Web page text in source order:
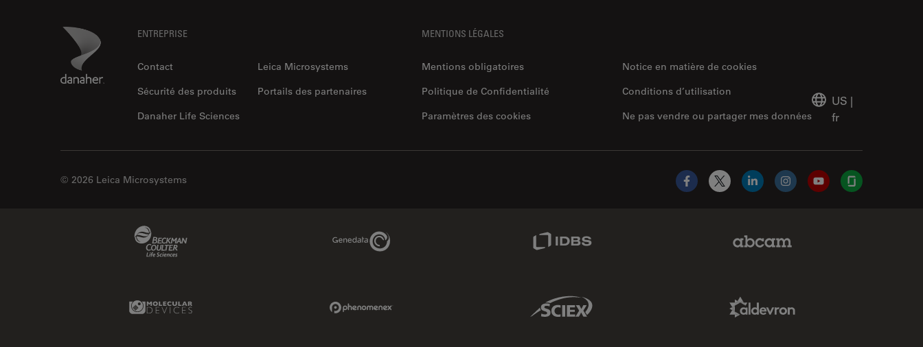
Danaher Logo ENTREPRISE
Contact
Leica Microsystems
Sécurité des produits
Portails des partenaires
Danaher Life Sciences
MENTIONS LÉGALES
Mentions obligatoires
Notice en matière de cookies
Politique de Confidentialité
Ne pas vendre ou partager mes données
Conditions d’utilisation
Paramètres des cookies
US |
fr
© 2026 Leica Microsystems
Facebook
X LinkedInInstagramYouTubeGlassdoor
Genedata Link
Molecular Devices Link Sciex Link